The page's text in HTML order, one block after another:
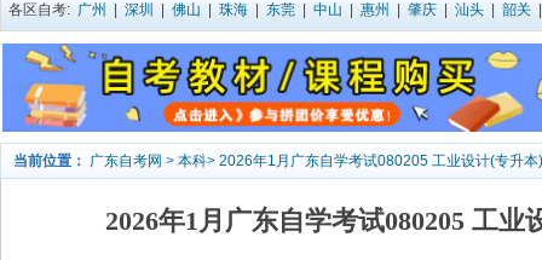
各区自考: 广州 深圳 佛山 珠海 东莞 中山 惠州 肇庆 汕头 韶关
当前位置： 广东自考网 > 本科> 2026年1月广东自学考试080205 工业设计(专升本
2026年1月广东自学考试080205 工业